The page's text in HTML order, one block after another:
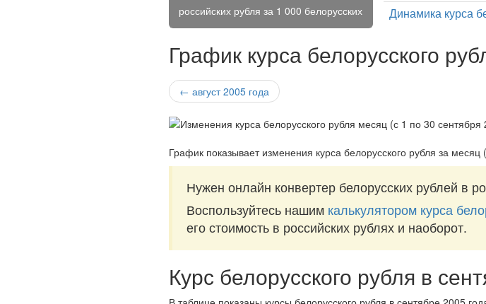
российских рубля за 1 000 белорусских Динамика курса
График курса белорусского
← август 2005 года
График показывает изменения курса белорусского рубля за месяц
Нужен онлайн конвертер белорусских рублей в
Воспользуйтесь нашим калькулятором курса
его стоимость в российских рублях и наоборот.
Курс белорусского рубля в